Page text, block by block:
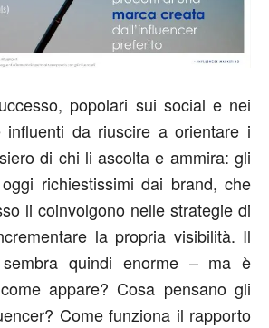
popolari sui social e nei
influenti da riuscire a orientare i
di chi li ascolta e ammira: gli
richiestissimi dai brand, che
li coinvolgono nelle strategie di
la propria visibilità. Il
quindi enorme – ma è
appare? Cosa pensano gli
Come funziona il rapporto